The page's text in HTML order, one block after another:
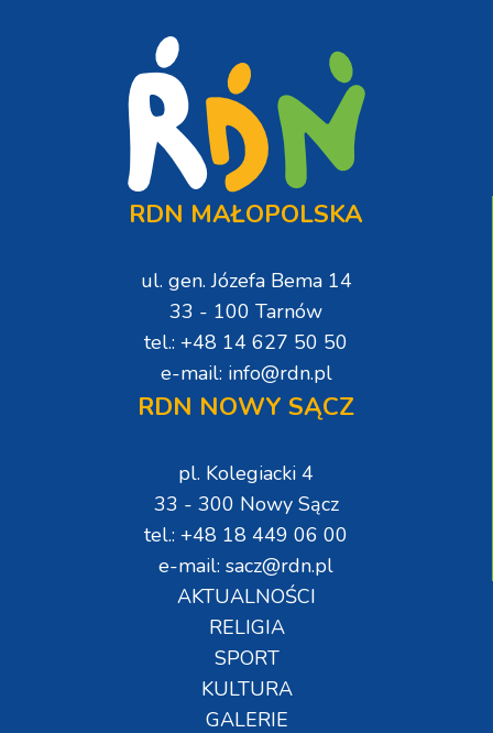
RDN MAŁOPOLSKA
ul. gen. Józefa Bema 14
33 - 100 Tarnów
tel.: +48 14 627 50 50
e-mail: info@rdn.pl
RDN NOWY SĄCZ
pl. Kolegiacki 4
33 - 300 Nowy Sącz
tel.: +48 18 449 06 00
e-mail: sacz@rdn.pl
AKTUALNOŚCI
RELIGIA
SPORT
KULTURA
GALERIE